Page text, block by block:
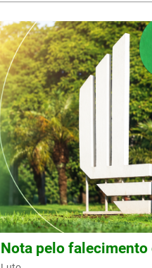
Nota pelo falecimento